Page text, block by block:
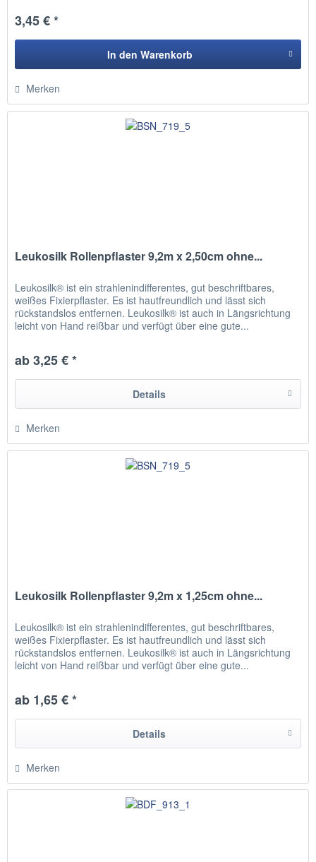
3,45 € *
In den Warenkorb
Merken
Leukosilk Rollenpflaster 9,2m x 2,50cm ohne...
Leukosilk® ist ein strahlenindifferentes, gut beschriftbares,
weißes Fixierpflaster. Es ist hautfreundlich und lässt sich
rückstandslos entfernen. Leukosilk® ist auch in Längsrichtung
leicht von Hand reißbar und verfügt über eine gute...
ab 3,25 € *
Details
Merken
Leukosilk Rollenpflaster 9,2m x 1,25cm ohne...
Leukosilk® ist ein strahlenindifferentes, gut beschriftbares,
weißes Fixierpflaster. Es ist hautfreundlich und lässt sich
rückstandslos entfernen. Leukosilk® ist auch in Längsrichtung
leicht von Hand reißbar und verfügt über eine gute...
ab 1,65 € *
Details
Merken